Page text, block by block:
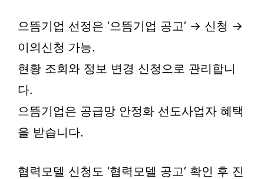
으뜸기업 선정은 ‘으뜸기업 공고’ → 신청 →
이의신청 가능.
현황 조회와 정보 변경 신청으로 관리합니
다.
으뜸기업은 공급망 안정화 선도사업자 혜택
을 받습니다.
협력모델 신청도 ‘협력모델 공고’ 확인 후 진